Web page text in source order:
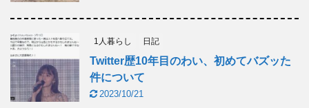
1人暮らし 日記
Twitter歴10年目のわい、初めてバズッた
件について
2023/10/21